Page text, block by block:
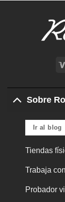
Sobre
Ir al blog
Tiendas
Trabaja
Probador